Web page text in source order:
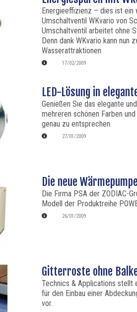
Energieeffizienz – dies ist
Umschaltventil WKvario von
Umschaltventil arbeitet ohne
Denn dank WKvario kann nun
Wasserattraktionen
17/02/2009
LED-Lösung in
Genießen Sie das elegante
mehreren schönen Farben
genau zu entsprechen.
27/01/2009
Die neue
Die Firma PSA der ZODIAC-
Modell der Produktreihe
26/01/2009
Gitterroste ohne
Technics & Applications stellt
für den Einbau einer
vor.